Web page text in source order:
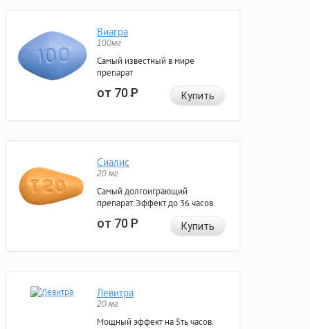
Виагра
100мг
Самый известный в мире
препарат
от 70Р Купить
Сиалис
20 мг
Самый долгоиграющий
препарат. Эффект до 36 часов.
от 70Р Купить
Левитра
20 мг
Мощный эффект на 5ть часов.